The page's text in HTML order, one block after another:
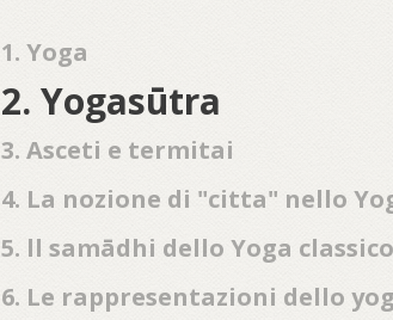
1. Yoga
2. Yogasūtra
3. Asceti e termitai
4. La nozione di "citta" nello
5. ll samādhi dello Yoga classico
6. Le rappresentazioni dello